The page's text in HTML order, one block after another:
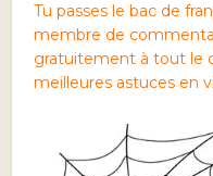
Tu passes le bac de
membre de
gratuitement à tout le
meilleures astuces en